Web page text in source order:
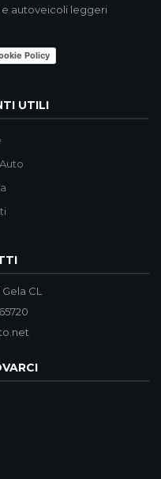
autoveicoli leggeri
Policy
UTILI
Gela CL